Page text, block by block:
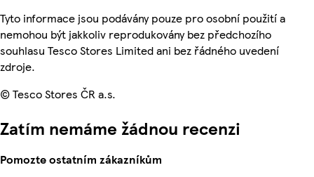
Tyto informace jsou podávány pouze pro osobní použití a
nemohou být jakkoliv reprodukovány bez předchozího
souhlasu Tesco Stores Limited ani bez řádného uvedení
zdroje.
© Tesco Stores ČR a.s.
Zatím nemáme žádnou recenzi
Pomozte ostatním zákazníkům